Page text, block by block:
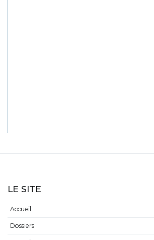
LE SITE
Accueil
Dossiers